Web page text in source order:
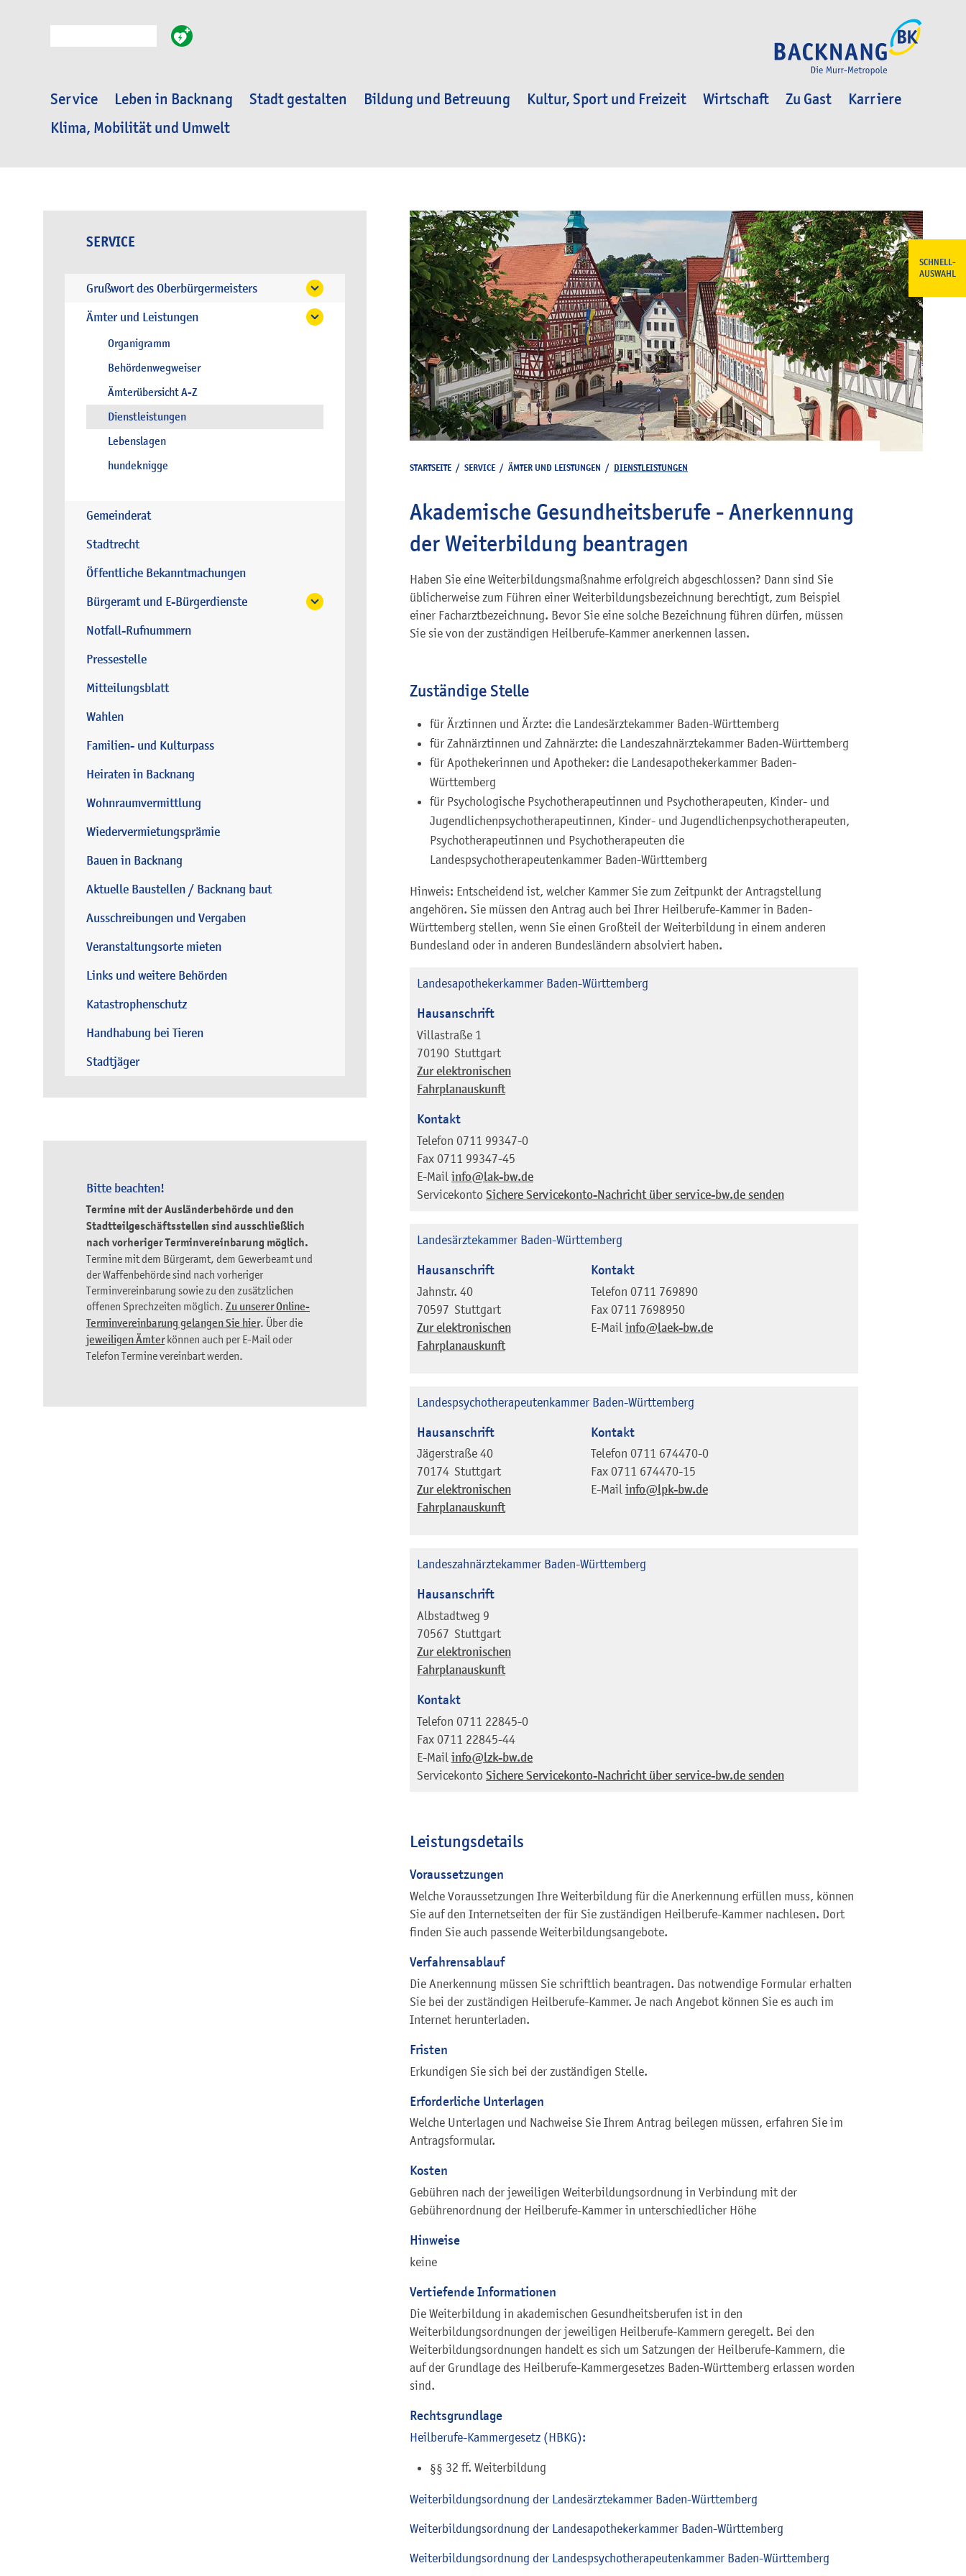
Service Leben in Backnang Stadt gestalten Bildung und Betreuung Kultur, Sport und Freizeit Wirtschaft Zu Gast
Karriere
Klima, Mobilität und Umwelt
SCHNELL-
AUSWAHL
SERVICE
Grußwort des Oberbürgermeisters
Ämter und Leistungen
Organigramm
Behördenwegweiser
Ämterübersicht A-Z
Dienstleistungen
Lebenslagen
hundeknigge
Gemeinderat
Stadtrecht
Öffentliche Bekanntmachungen
Bürgeramt und E-Bürgerdienste
Notfall-Rufnummern
Pressestelle
Mitteilungsblatt
Wahlen
Familien- und Kulturpass
Heiraten in Backnang
Wohnraumvermittlung
Wiedervermietungsprämie
Bauen in Backnang
Aktuelle Baustellen / Backnang baut
Ausschreibungen und Vergaben
Veranstaltungsorte mieten
Links und weitere Behörden
Katastrophenschutz
Handhabung bei Tieren
Stadtjäger
Bitte beachten!
Termine mit der Ausländerbehörde und den
Stadtteilgeschäftsstellen sind ausschließlich
nach vorheriger Terminvereinbarung möglich.
Termine mit dem Bürgeramt, dem Gewerbeamt und
der Waffenbehörde sind nach vorheriger
Terminvereinbarung sowie zu den zusätzlichen
offenen Sprechzeiten möglich. Zu unserer Online-
Terminvereinbarung gelangen Sie hier. Über die
jeweiligen Ämterkönnen auch per E-Mail oder
Telefon Termine vereinbart werden.
STARTSEITE / SERVICE / ÄMTER UND LEISTUNGEN / DIENSTLEISTUNGEN
Akademische Gesundheitsberufe - Anerkennung
der Weiterbildung beantragen
Haben Sie eine Weiterbildungsmaßnahme erfolgreich abgeschlossen? Dann sind Sie
üblicherweise zum Führen einer Weiterbildungsbezeichnung berechtigt, zum Beispiel
einer Facharztbezeichnung. Bevor Sie eine solche Bezeichnung führen dürfen, müssen
Sie sie von der zuständigen Heilberufe-Kammer anerkennen lassen.
Zuständige Stelle
für Ärztinnen und Ärzte: die Landesärztekammer Baden-Württemberg
für Zahnärztinnen und Zahnärzte: die Landeszahnärztekammer Baden-Württemberg
für Apothekerinnen und Apotheker: die Landesapothekerkammer Baden-
Württemberg
für Psychologische Psychotherapeutinnen und Psychotherapeuten, Kinder- und
Jugendlichenpsychotherapeutinnen, Kinder- und Jugendlichenpsychotherapeuten,
Psychotherapeutinnen und Psychotherapeuten die
Landespsychotherapeutenkammer Baden-Württemberg
Hinweis: Entscheidend ist, welcher Kammer Sie zum Zeitpunkt der Antragstellung
angehören. Sie müssen den Antrag auch bei Ihrer Heilberufe-Kammer in Baden-
Württemberg stellen, wenn Sie einen Großteil der Weiterbildung in einem anderen
Bundesland oder in anderen Bundesländern absolviert haben.
Landesapothekerkammer Baden-Württemberg
Hausanschrift
Villastraße 1
70190 Stuttgart
Zur elektronischen
Fahrplanauskunft
Kontakt
Telefon 0711 99347-0
Fax 0711 99347-45
E-Mail info@lak-bw.de
Servicekonto Sichere Servicekonto-Nachricht über service-bw.de senden
Landesärztekammer Baden-Württemberg
Hausanschrift
Jahnstr. 40
70597 Stuttgart
Zur elektronischen
Fahrplanauskunft
Kontakt
Telefon 0711 769890
Fax 0711 7698950
E-Mail info@laek-bw.de
Landespsychotherapeutenkammer Baden-Württemberg
Hausanschrift
Jägerstraße 40
70174 Stuttgart
Zur elektronischen
Fahrplanauskunft
Kontakt
Telefon 0711 674470-0
Fax 0711 674470-15
E-Mail info@lpk-bw.de
Landeszahnärztekammer Baden-Württemberg
Hausanschrift
Albstadtweg 9
70567 Stuttgart
Zur elektronischen
Fahrplanauskunft
Kontakt
Telefon 0711 22845-0
Fax 0711 22845-44
E-Mail info@lzk-bw.de
Servicekonto Sichere Servicekonto-Nachricht über service-bw.de senden
Leistungsdetails
Voraussetzungen
Welche Voraussetzungen Ihre Weiterbildung für die Anerkennung erfüllen muss, können
Sie auf den Internetseiten der für Sie zuständigen Heilberufe-Kammer nachlesen. Dort
finden Sie auch passende Weiterbildungsangebote.
Verfahrensablauf
Die Anerkennung müssen Sie schriftlich beantragen. Das notwendige Formular erhalten
Sie bei der zuständigen Heilberufe-Kammer. Je nach Angebot können Sie es auch im
Internet herunterladen.
Fristen
Erkundigen Sie sich bei der zuständigen Stelle.
Erforderliche Unterlagen
Welche Unterlagen und Nachweise Sie Ihrem Antrag beilegen müssen, erfahren Sie im
Antragsformular.
Kosten
Gebühren nach der jeweiligen Weiterbildungsordnung in Verbindung mit der
Gebührenordnung der Heilberufe-Kammer in unterschiedlicher Höhe
Hinweise
keine
Vertiefende Informationen
Die Weiterbildung in akademischen Gesundheitsberufen ist in den
Weiterbildungsordnungen der jeweiligen Heilberufe-Kammern geregelt. Bei den
Weiterbildungsordnungen handelt es sich um Satzungen der Heilberufe-Kammern, die
auf der Grundlage des Heilberufe-Kammergesetzes Baden-Württemberg erlassen worden
sind.
Rechtsgrundlage
Heilberufe-Kammergesetz (HBKG):
§§ 32 ff. Weiterbildung
Weiterbildungsordnung der Landesärztekammer Baden-Württemberg
Weiterbildungsordnung der Landesapothekerkammer Baden-Württemberg
Weiterbildungsordnung der Landespsychotherapeutenkammer Baden-Württemberg